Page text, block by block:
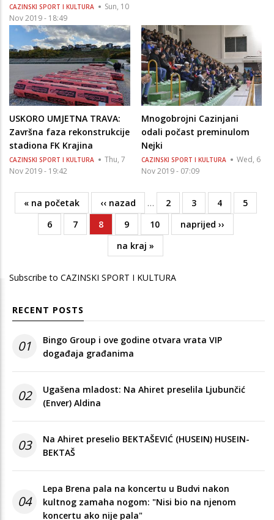
CAZINSKI SPORT I KULTURA
Sun, 10
Nov 2019 - 18:49
USKORO UMJETNA TRAVA:
Završna faza rekonstrukcije
stadiona FK Krajina
CAZINSKI SPORT I KULTURA
Thu, 7
Nov 2019 - 19:42
Mnogobrojni Cazinjani
odali počast preminulom
Nejki
CAZINSKI SPORT I KULTURA
Wed, 6
Nov 2019 - 07:09
Pagination
First
page
« na početak
Previous
page
‹‹ nazad … Page
2 Page
3 Page
4 Page
5
Page
6 Page
7
Current
page
8 Page
9 Page
10
Next
page
naprijed ››
Last
page
na kraj »
Subscribe to CAZINSKI SPORT I KULTURA
RECENT POSTS
01
Bingo Group i ove godine otvara vrata VIP
događaja građanima
02
Ugašena mladost: Na Ahiret preselila Ljubunčić
(Enver) Aldina
03
Na Ahiret preselio BEKTAŠEVIĆ (HUSEIN) HUSEIN-
BEKTAŠ
04
Lepa Brena pala na koncertu u Budvi nakon
kultnog zamaha nogom: "Nisi bio na njenom
koncertu ako nije pala"